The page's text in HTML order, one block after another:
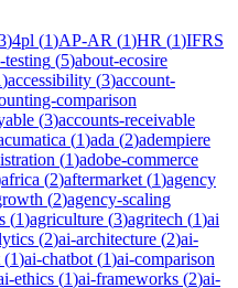
)4pl (1)AP-AR (1)HR (1)IFRS
testing (5)about-ecosire
)accessibility (3)account-
comparison
(3)accounts-receivable
(1)ada (2)adempiere
(1)adobe-commerce
africa (2)aftermarket (1)agency
(2)agency-scaling
(1)agriculture (3)agritech (1)ai
(2)ai-architecture (2)ai-
(1)ai-chatbot (1)ai-comparison
ethics (1)ai-frameworks (2)ai-